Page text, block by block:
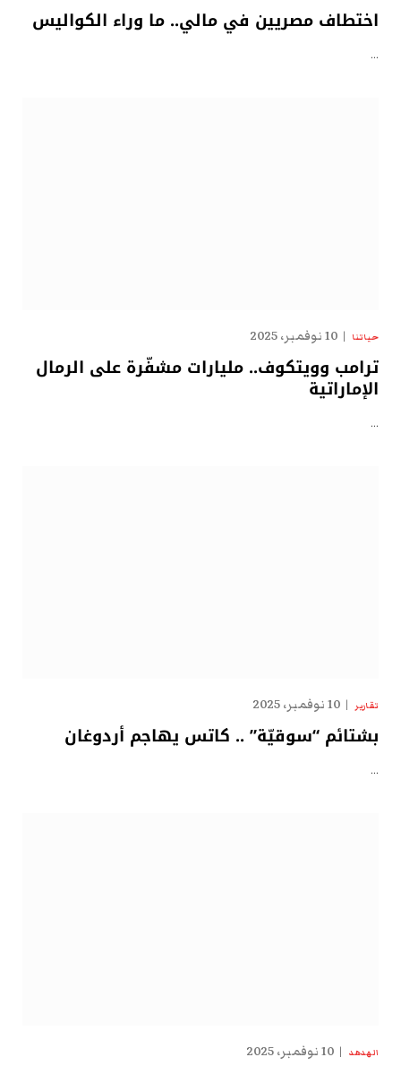
اختطاف مصريين في مالي.. ما وراء الكواليس
…
حياتنا 10 نوفمبر، 2025
ترامب وويتكوف.. مليارات مشفّرة على الرمال
الإماراتية
…
تقارير 10 نوفمبر، 2025
بشتائم “سوقيّة” .. كاتس يهاجم أردوغان
…
الهدهد 10 نوفمبر، 2025